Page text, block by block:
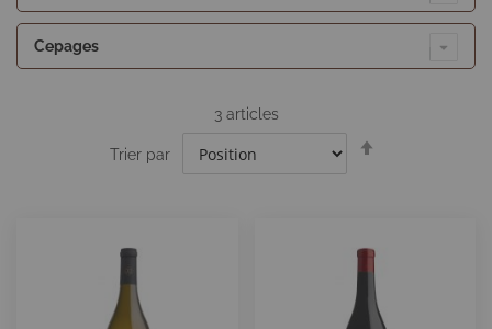
3articles
Trier par
Cepages